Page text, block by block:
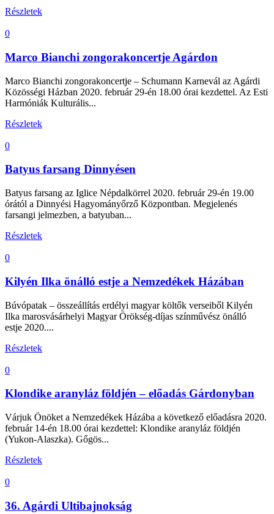
Részletek
0
Marco Bianchi zongorakoncertje Agárdon
Marco Bianchi zongorakoncertje – Schumann Karnevál az Agárdi
Közösségi Házban 2020. február 29-én 18.00 órai kezdettel. Az Esti
Harmóniák Kulturális...
Részletek
0
Batyus farsang Dinnyésen
Batyus farsang az Iglice Népdalkörrel 2020. február 29-én 19.00
órától a Dinnyési Hagyományőrző Központban. Megjelenés
farsangi jelmezben, a batyuban...
Részletek
0
Kilyén Ilka önálló estje a Nemzedékek Házában
Búvópatak – összeállítás erdélyi magyar költők verseiből Kilyén
Ilka marosvásárhelyi Magyar Örökség-díjas színművész önálló
estje 2020....
Részletek
0
Klondike aranyláz földjén – előadás Gárdonyban
Várjuk Önöket a Nemzedékek Házába a következő előadásra 2020.
február 14-én 18.00 órai kezdettel: Klondike aranyláz földjén
(Yukon-Alaszka). Gőgös...
Részletek
0
36. Agárdi Ultibajnokság